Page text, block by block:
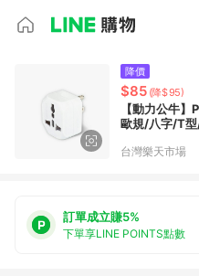
降價
$85 (降$95)
【動力公牛
歐規/八字/T型
台灣樂天市場
訂單成立賺5%
下單享LINE POINTS點數